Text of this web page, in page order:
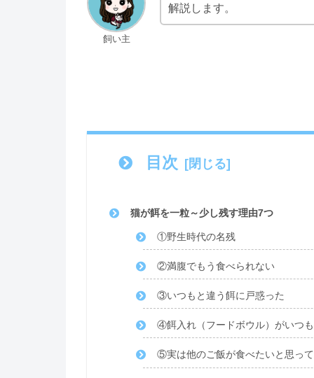
飼い主
解説します。
目次
猫が餌を一粒～少し残す理由7つ
①野生時代の名残
②満腹でもう食べられない
③いつもと違う餌に戸惑った
④餌入れ（フードボウル）がいつ
⑤実は他のご飯が食べたいと思っ